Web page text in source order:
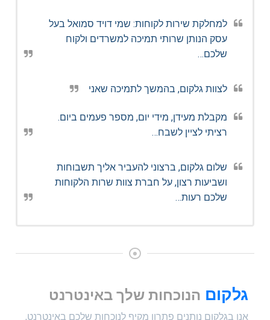
למחלקת שירות לקוחות: שמי דויד סמואל בעל
עסק הנותן שרותי תמיכה למשרדים ולקוח
שלכם…
לצוות גלקום, בהמשך לתמיכה שאני
מקבלת מעידן, מידי יום, מספר פעמים ביום.
רציתי לציין לשבח…
שלום גלקום, ברצוני להעביר אליך תשבוחות
ושביעות רצון, על חברת צוות שרות הלקוחות
שלכם רעות…
גלקוםהנוכחות שלך באינטרנט
אנו בגלקום נותנים פתרון מקיף לנוכחות שלכם באינטרנט,